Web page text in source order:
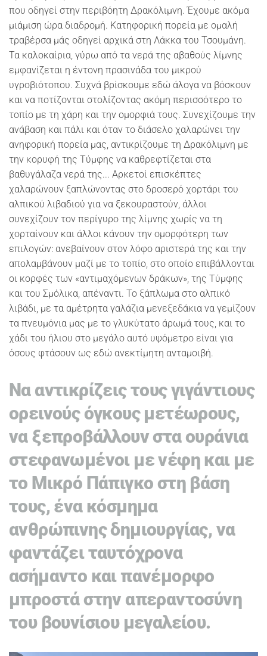
που οδηγεί στην περιβόητη Δρακόλιμνη. Έχουμε ακόμα
μιάμιση ώρα διαδρομή. Κατηφορική πορεία με ομαλή
τραβέρσα μάς οδηγεί αρχικά στη Λάκκα του Τσουμάνη.
Τα καλοκαίρια, γύρω από τα νερά της αβαθούς λίμνης
εμφανίζεται η έντονη πρασινάδα του μικρού
υγροβιότοπου. Συχνά βρίσκουμε εδώ άλογα να βόσκουν
και να ποτίζονται στολίζοντας ακόμη περισσότερο το
τοπίο με τη χάρη και την ομορφιά τους. Συνεχίζουμε την
ανάβαση και πάλι και όταν το διάσελο χαλαρώνει την
ανηφορική πορεία μας, αντικρίζουμε τη Δρακόλιμνη με
την κορυφή της Τύμφης να καθρεφτίζεται στα
βαθυγάλαζα νερά της... Αρκετοί επισκέπτες
χαλαρώνουν ξαπλώνοντας στο δροσερό χορτάρι του
αλπικού λιβαδιού για να ξεκουραστούν, άλλοι
συνεχίζουν τον περίγυρο της λίμνης χωρίς να τη
χορταίνουν και άλλοι κάνουν την ομορφότερη των
επιλογών: ανεβαίνουν στον λόφο αριστερά της και την
απολαμβάνουν μαζί με το τοπίο, στο οποίο επιβάλλονται
οι κορφές των «αντιμαχόμενων δράκων», της Τύμφης
και του Σμόλικα, απέναντι. Το ξάπλωμα στο αλπικό
λιβάδι, με τα αμέτρητα γαλάζια μενεξεδάκια να γεμίζουν
τα πνευμόνια μας με το γλυκύτατο άρωμά τους, και το
χάδι του ήλιου στο μεγάλο αυτό υψόμετρο είναι για
όσους φτάσουν ως εδώ ανεκτίμητη ανταμοιβή.
Να αντικρίζεις τους γιγάντιους
ορεινούς όγκους μετέωρους,
να ξεπροβάλλουν στα ουράνια
στεφανωμένοι με νέφη και με
το Μικρό Πάπιγκο στη βάση
τους, ένα κόσμημα
ανθρώπινης δημιουργίας, να
φαντάζει ταυτόχρονα
ασήμαντο και πανέμορφο
μπροστά στην απεραντοσύνη
του βουνίσιου μεγαλείου.